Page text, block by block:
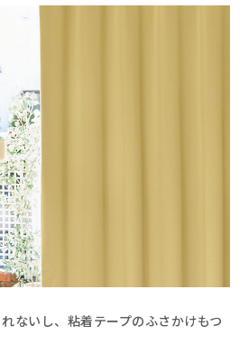
ないし、粘着テープのふさかけもつ